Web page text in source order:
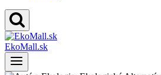
EkoMall.sk